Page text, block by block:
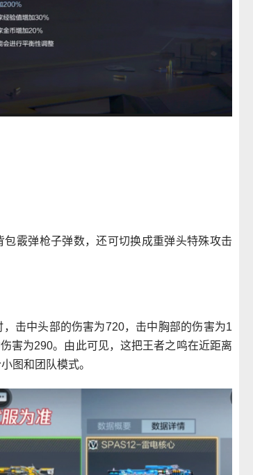
霰弹枪子弹数，还可切换成重弹头特殊攻击
击中头部的伤害为720，击中胸部的伤害为1
害为290。由此可见，这把王者之鸣在近距离
图和团队模式。